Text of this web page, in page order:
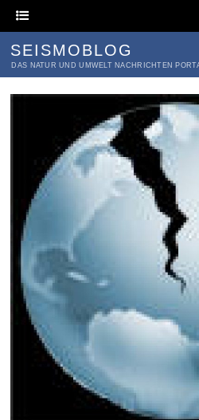
SEISMOBLOG
DAS NATUR UND UMWELT NACHRICHTEN